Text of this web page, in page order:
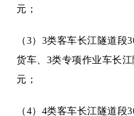
元；
（3）3类客车长江隧道段
货车、3类专项作业车长
元；
（4）4类客车长江隧道段